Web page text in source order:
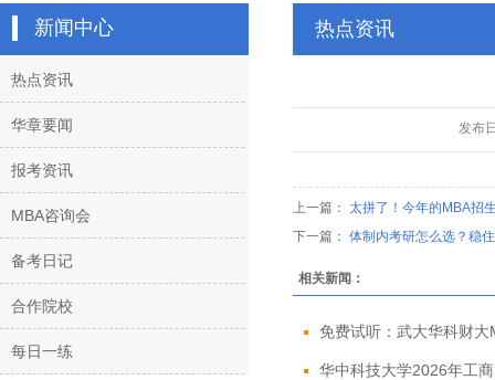
新闻中心
热点资讯
华章要闻
报考资讯
MBA咨询会
备考日记
合作院校
每日一练
热点资讯
发布
上一篇： 太拼了！今年的MBA招
下一篇： 体制内考研怎么选？稳
相关新闻：
免费试听：武大华科财大
华中科技大学2026年工